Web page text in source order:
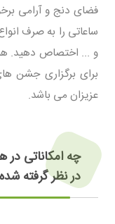
فضای دنج و آرامی
ساعاتی را به صرف
و ... اختصاص دهید.
برای برگزاری جشن
عزیزان می باشد.
چه امکاناتی در
در نظر گرفته